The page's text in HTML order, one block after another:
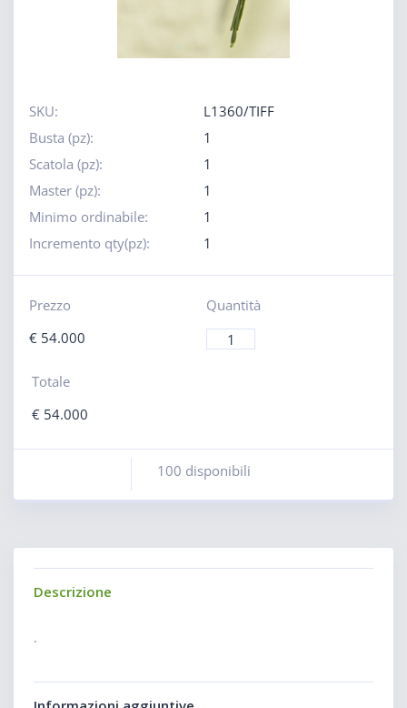
SKU:
L1360/TIFF
Busta (pz):
1
Scatola (pz):
1
Master (pz):
1
Minimo ordinabile:
1
Incremento qty(pz):
1
Prezzo
€54.000
Quantità
Totale
€54.000
100 disponibili
Descrizione
.